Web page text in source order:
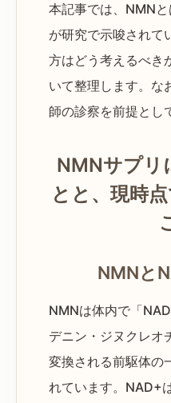
本記事では、NMN
が研究で示唆されて
方はどう考えるべき
いて整理します。な
師の診察を前提とし
NMNサプリ
とと、現時
NMNと
NMNは体内で「
デニン・ジヌクレオ
変換される前駆体の
れています。NAD+